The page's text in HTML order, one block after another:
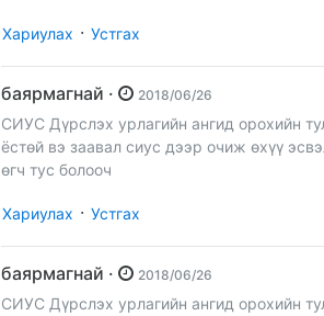
Хариулах · Устгах
баярмагнай · 2018/06/26
СИУС Дүрслэх урлагийн ангид орохийн
ёстөй вэ заавал сиус дээр очиж өхүү эсвэл аймагта өгөх ёстой юу хэлж
өгч тус болооч
Хариулах · Устгах
баярмагнай · 2018/06/26
СИУС Дүрслэх урлагийн ангид орохийн